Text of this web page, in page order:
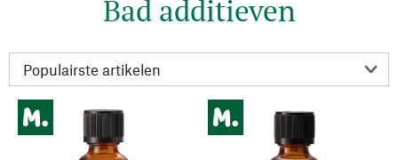
Bad additieven